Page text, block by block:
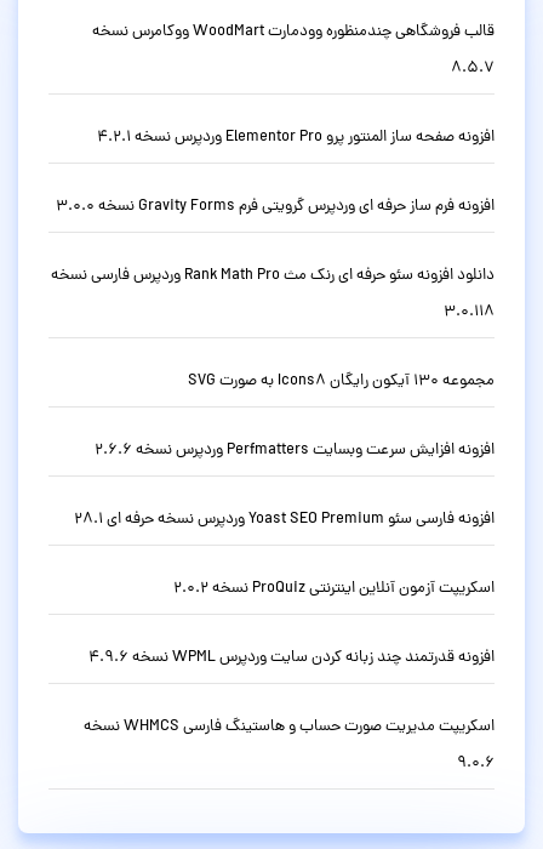
قالب فروشگاهی چندمنظوره وودمارت WoodMart ووکامرس نسخه
8.5.7
افزونه صفحه ساز المنتور پرو Elementor Pro وردپرس نسخه 4.2.1
افزونه فرم ساز حرفه ای وردپرس گرویتی فرم Gravity Forms نسخه 3.0.0
دانلود افزونه سئو حرفه ای رنک مث Rank Math Pro وردپرس فارسی نسخه
3.0.118
مجموعه 130 آیکون رایگان Icons8 به صورت SVG
افزونه افزایش سرعت وبسایت Perfmatters وردپرس نسخه 2.6.6
افزونه فارسی سئو Yoast SEO Premium وردپرس نسخه حرفه ای 28.1
اسکریپت آزمون آنلاین اینترنتی ProQuiz نسخه 2.0.2
افزونه قدرتمند چند زبانه کردن سایت وردپرس WPML نسخه 4.9.6
اسکریپت مدیریت صورت حساب و هاستینگ فارسی WHMCS نسخه
9.0.6